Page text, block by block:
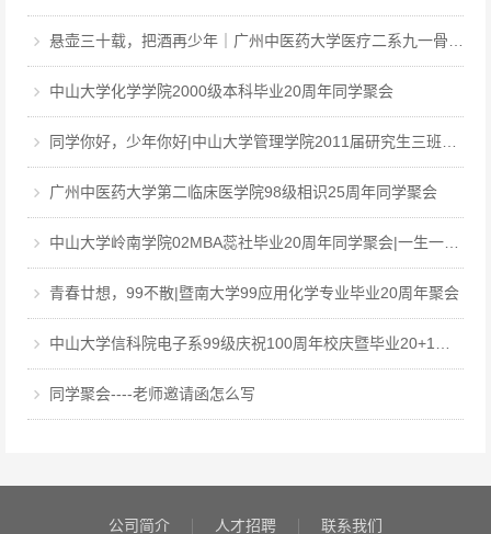
悬壶三十载，把酒再少年｜广州中医药大学医疗二系九一骨伤毕业三十周年聚会
中山大学化学学院2000级本科毕业20周年同学聚会
同学你好，少年你好|中山大学管理学院2011届研究生三班毕业12周年同学聚会
广州中医药大学第二临床医学院98级相识25周年同学聚会
中山大学岭南学院02MBA蕊社毕业20周年同学聚会|一生一世，中大百年回眸，岭南廿载聚首
青春廿想，99不散|暨南大学99应用化学专业毕业20周年聚会
中山大学信科院电子系99级庆祝100周年校庆暨毕业20+1周年聚会
同学聚会----老师邀请函怎么写
公司简介 人才招聘 联系我们